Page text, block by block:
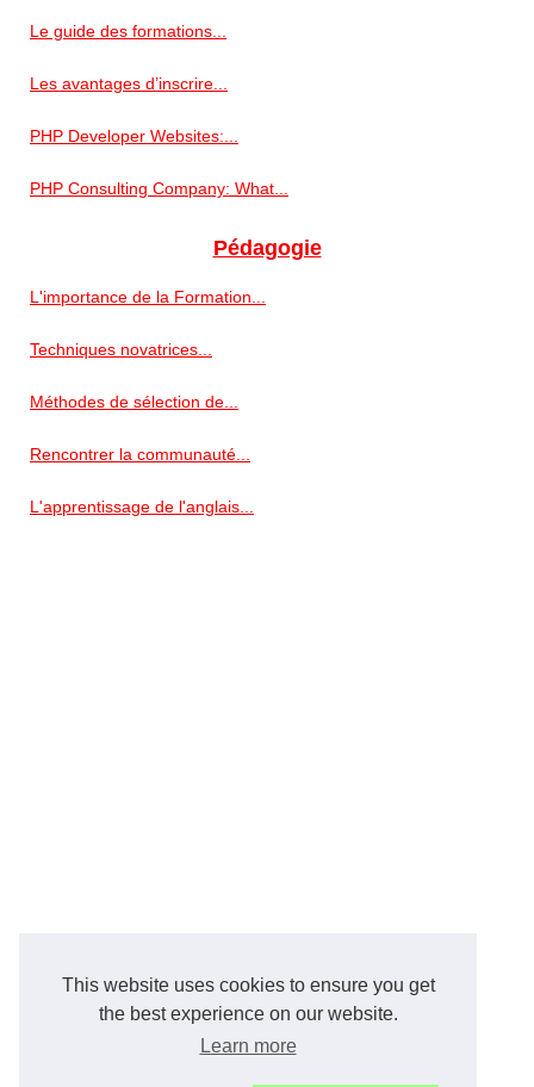
This website uses cookies to ensure you get
the best experience on our website.
Learn more
Le guide des formations...
Les avantages d’inscrire...
PHP Developer Websites:...
PHP Consulting Company: What...
Pédagogie
L'importance de la Formation...
Techniques novatrices...
Méthodes de sélection de...
Rencontrer la communauté...
L'apprentissage de l'anglais...